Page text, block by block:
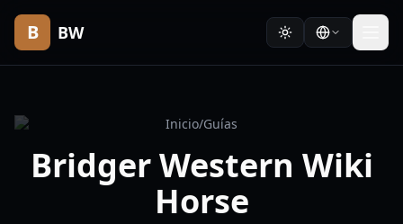
B BW
Inicio/Guías
Bridger Western Wiki
Horse